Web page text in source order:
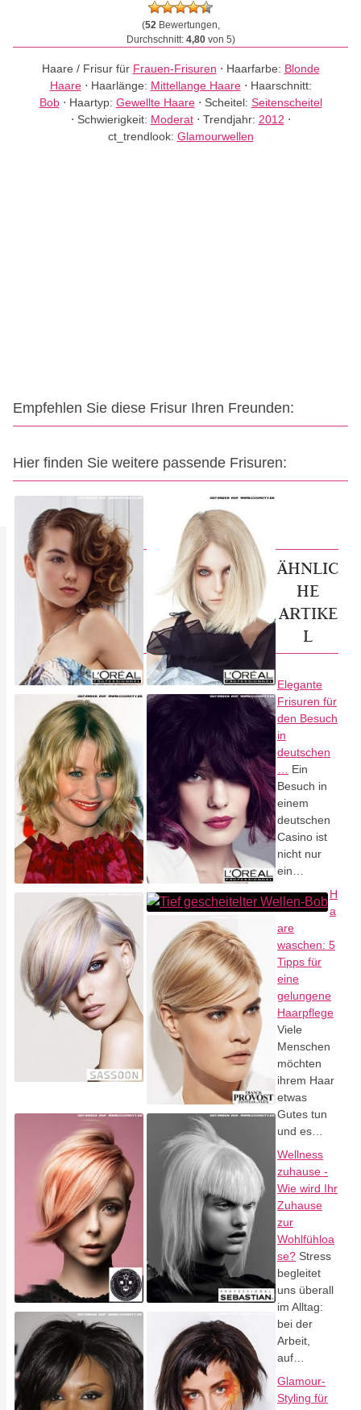
(52Bewertungen,
Durchschnitt: 4,80von 5)
Haare / Frisur für Frauen-Frisuren ⋅ Haarfarbe: Blonde
Haare⋅ Haarlänge: Mittellange Haare⋅ Haarschnitt:
Bob⋅ Haartyp: Gewellte Haare⋅ Scheitel: Seitenscheitel
⋅ Schwierigkeit: Moderat⋅ Trendjahr: 2012 ⋅
ct_trendlook: Glamourwellen
Empfehlen Sie diese Frisur Ihren Freunden:
Hier finden Sie weitere passende Frisuren:
ÄHNLIC
HE
ARTIKE
L
Elegante
Frisuren für
den Besuch
in
deutschen
Ein
Besuch in
einem
deutschen
Casino ist
nicht nur
ein…
H
a
are
waschen: 5
Tipps für
eine
gelungene
Haarpflege
Viele
Menschen
möchten
ihrem Haar
etwas
Gutes tun
und es…
Wellness
zuhause -
Wie wird Ihr
Zuhause
zur
Wohlfühloa
se? Stress
begleitet
uns überall
im Alltag:
bei der
Arbeit,
auf…
Glamour-
Styling für